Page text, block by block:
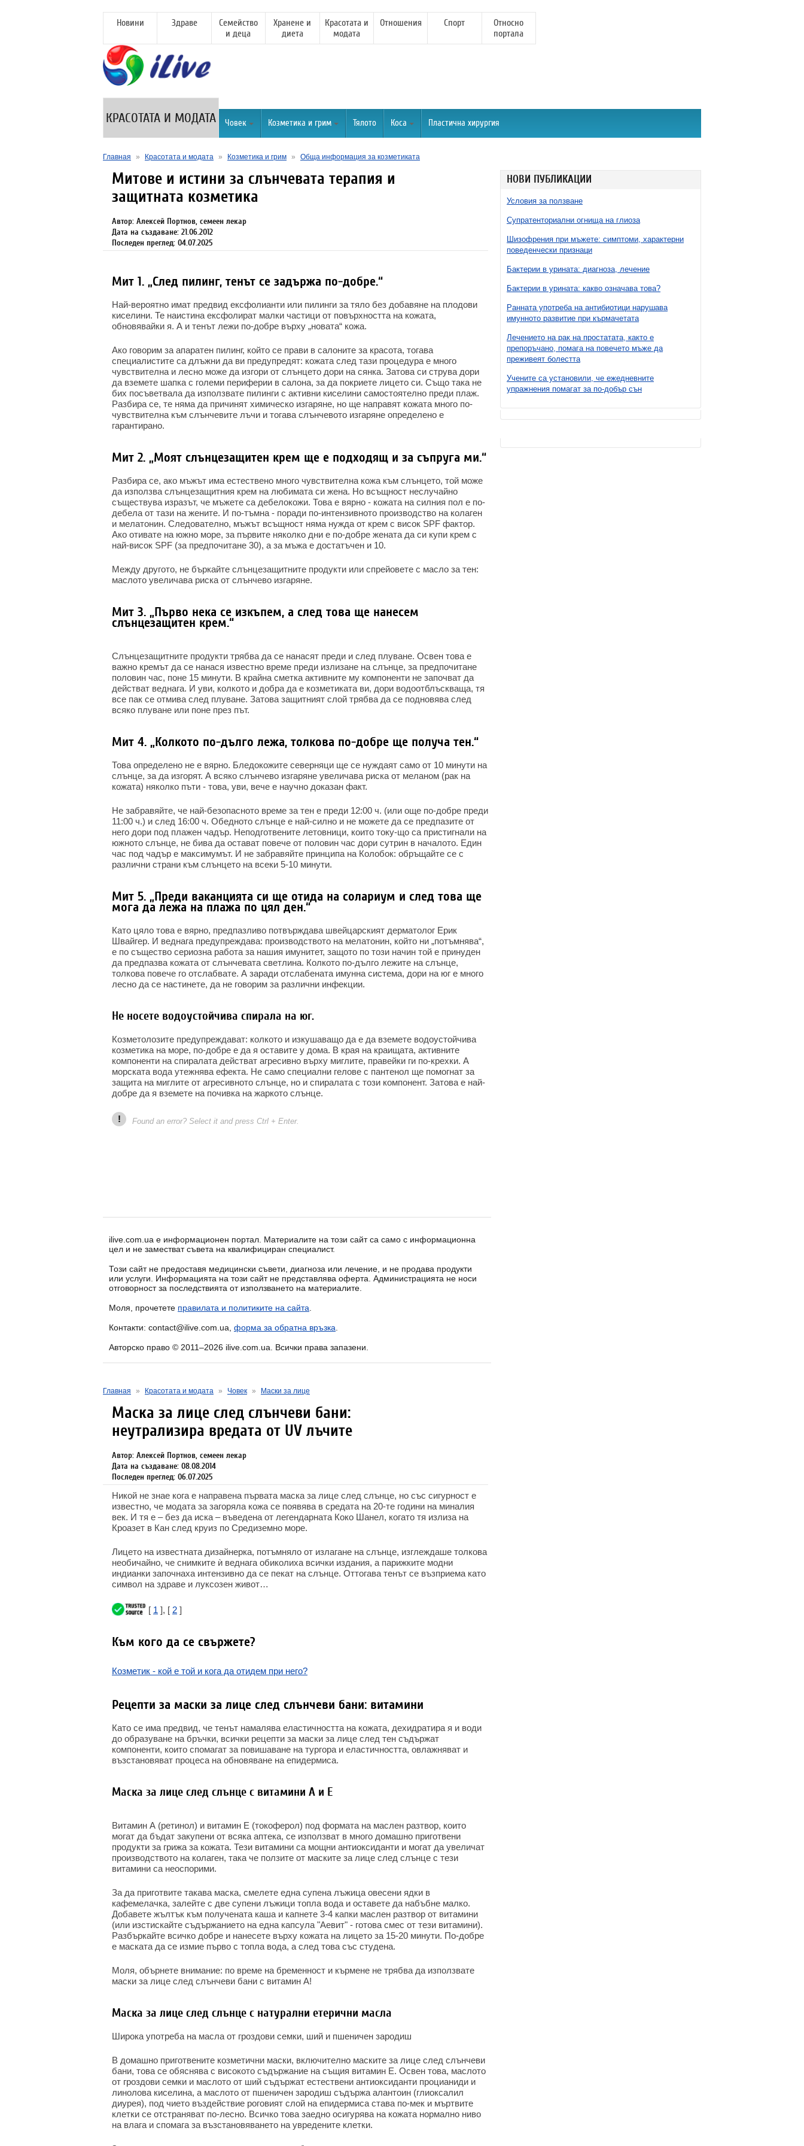
Новини Здраве
Семейство
и деца
Хранене и
диета
Красотата и
модата
Отношения Спорт
Относно
портала
КРАСОТАТА И МОДАТА Човек Козметика и грим Тялото Коса Пластична хирургия
Главная » Красотата и модата » Козметика и грим » Обща информация за козметиката
НОВИ ПУБЛИКАЦИИ
Условия за ползване
Супратенториални огнища на глиоза
Шизофрения при мъжете: симптоми, характерни
поведенчески признаци
Бактерии в урината: диагноза, лечение
Бактерии в урината: какво означава това?
Ранната употреба на антибиотици нарушава
имунното развитие при кърмачетата
Лечението на рак на простатата, както е
препоръчано, помага на повечето мъже да
преживеят болестта
Учените са установили, че ежедневните
упражнения помагат за по-добър сън
Митове и истини за слънчевата терапия и
защитната козметика
Автор: Алексей Портнов, семеен лекар
Дата на създаване: 21.06.2012
Последен преглед: 04.07.2025
Мит 1. „След пилинг, тенът се задържа по-добре.“
Най-вероятно имат предвид ексфолианти или пилинги за тяло без добавяне на плодови
киселини. Те наистина ексфолират малки частици от повърхността на кожата,
обновявайки я. А и тенът лежи по-добре върху „новата“ кожа.
Ако говорим за апаратен пилинг, който се прави в салоните за красота, тогава
специалистите са длъжни да ви предупредят: кожата след тази процедура е много
чувствителна и лесно може да изгори от слънцето дори на сянка. Затова си струва дори
да вземете шапка с големи периферии в салона, за да покриете лицето си. Също така не
бих посъветвала да използвате пилинги с активни киселини самостоятелно преди плаж.
Разбира се, те няма да причинят химическо изгаряне, но ще направят кожата много по-
чувствителна към слънчевите лъчи и тогава слънчевото изгаряне определено е
гарантирано.
Мит 2. „Моят слънцезащитен крем ще е подходящ и за съпруга ми.“
Разбира се, ако мъжът има естествено много чувствителна кожа към слънцето, той може
да използва слънцезащитния крем на любимата си жена. Но всъщност неслучайно
съществува изразът, че мъжете са дебелокожи. Това е вярно - кожата на силния пол е по-
дебела от тази на жените. И по-тъмна - поради по-интензивното производство на колаген
и мелатонин. Следователно, мъжът всъщност няма нужда от крем с висок SPF фактор.
Ако отивате на южно море, за първите няколко дни е по-добре жената да си купи крем с
най-висок SPF (за предпочитане 30), а за мъжа е достатъчен и 10.
Между другото, не бъркайте слънцезащитните продукти или спрейовете с масло за тен:
маслото увеличава риска от слънчево изгаряне.
Мит 3. „Първо нека се изкъпем, а след това ще нанесем
слънцезащитен крем.“
Слънцезащитните продукти трябва да се нанасят преди и след плуване. Освен това е
важно кремът да се нанася известно време преди излизане на слънце, за предпочитане
половин час, поне 15 минути. В крайна сметка активните му компоненти не започват да
действат веднага. И уви, колкото и добра да е козметиката ви, дори водоотблъскваща, тя
все пак се отмива след плуване. Затова защитният слой трябва да се подновява след
всяко плуване или поне през път.
Мит 4. „Колкото по-дълго лежа, толкова по-добре ще получа тен.“
Това определено не е вярно. Бледокожите северняци ще се нуждаят само от 10 минути на
слънце, за да изгорят. А всяко слънчево изгаряне увеличава риска от меланом (рак на
кожата) няколко пъти - това, уви, вече е научно доказан факт.
Не забравяйте, че най-безопасното време за тен е преди 12:00 ч. (или още по-добре преди
11:00 ч.) и след 16:00 ч. Обедното слънце е най-силно и не можете да се предпазите от
него дори под плажен чадър. Неподготвените летовници, които току-що са пристигнали на
южното слънце, не бива да остават повече от половин час дори сутрин в началото. Един
час под чадър е максимумът. И не забравяйте принципа на Колобок: обръщайте се с
различни страни към слънцето на всеки 5-10 минути.
Мит 5. „Преди ваканцията си ще отида на солариум и след това ще
мога да лежа на плажа по цял ден.“
Като цяло това е вярно, предпазливо потвърждава швейцарският дерматолог Ерик
Швайгер. И веднага предупреждава: производството на мелатонин, който ни „потъмнява“,
е по същество сериозна работа за нашия имунитет, защото по този начин той е принуден
да предпазва кожата от слънчевата светлина. Колкото по-дълго лежите на слънце,
толкова повече го отслабвате. А заради отслабената имунна система, дори на юг е много
лесно да се настинете, да не говорим за различни инфекции.
Не носете водоустойчива спирала на юг.
Козметолозите предупреждават: колкото и изкушаващо да е да вземете водоустойчива
козметика на море, по-добре е да я оставите у дома. В края на краищата, активните
компоненти на спиралата действат агресивно върху миглите, правейки ги по-крехки. А
морската вода утежнява ефекта. Не само специални гелове с пантенол ще помогнат за
защита на миглите от агресивното слънце, но и спиралата с този компонент. Затова е най-
добре да я вземете на почивка на жаркото слънце.
! Found an error? Select it and press Ctrl + Enter.
ilive.com.ua е информационен портал. Материалите на този сайт са само с информационна
цел и не заместват съвета на квалифициран специалист.
Този сайт не предоставя медицински съвети, диагноза или лечение, и не продава продукти
или услуги. Информацията на този сайт не представлява оферта. Администрацията не носи
отговорност за последствията от използването на материалите.
Моля, прочетете правилата и политиките на сайта
Контакти: contact@ilive.com.ua, форма за обратна връзка
Авторско право © 2011–2026 ilive.com.ua. Всички права запазени.
Главная » Красотата и модата » Човек » Маски за лице
Маска за лице след слънчеви бани:
неутрализира вредата от UV лъчите
Автор: Алексей Портнов, семеен лекар
Дата на създаване: 08.08.2014
Последен преглед: 06.07.2025
Никой не знае кога е направена първата маска за лице след слънце, но със сигурност е
известно, че модата за загоряла кожа се появява в средата на 20-те години на миналия
век. И тя е – без да иска – въведена от легендарната Коко Шанел, когато тя излиза на
Кроазет в Кан след круиз по Средиземно море.
Лицето на известната дизайнерка, потъмняло от излагане на слънце, изглеждаше толкова
необичайно, че снимките ѝ веднага обиколиха всички издания, а парижките модни
индианки започнаха интензивно да се пекат на слънце. Оттогава тенът се възприема като
символ на здраве и луксозен живот…
[ 1 ], [ 2 ]
Към кого да се свържете?
Козметик - кой е той и кога да отидем при него?
Рецепти за маски за лице след слънчеви бани: витамини
Като се има предвид, че тенът намалява еластичността на кожата, дехидратира я и води
до образуване на бръчки, всички рецепти за маски за лице след тен съдържат
компоненти, които спомагат за повишаване на тургора и еластичността, овлажняват и
възстановяват процеса на обновяване на епидермиса.
Маска за лице след слънце с витамини А и Е
Витамин А (ретинол) и витамин Е (токоферол) под формата на маслен разтвор, които
могат да бъдат закупени от всяка аптека, се използват в много домашно приготвени
продукти за грижа за кожата. Тези витамини са мощни антиоксиданти и могат да увеличат
производството на колаген, така че ползите от маските за лице след слънце с тези
витамини са неоспорими.
За да приготвите такава маска, смелете една супена лъжица овесени ядки в
кафемелачка, залейте с две супени лъжици топла вода и оставете да набъбне малко.
Добавете жълтък към получената каша и капнете 3-4 капки маслен разтвор от витамини
(или изстискайте съдържанието на една капсула "Аевит" - готова смес от тези витамини).
Разбъркайте всичко добре и нанесете върху кожата на лицето за 15-20 минути. По-добре
е маската да се измие първо с топла вода, а след това със студена.
Моля, обърнете внимание: по време на бременност и кърмене не трябва да използвате
маски за лице след слънчеви бани с витамин А!
Маска за лице след слънце с натурални етерични масла
Широка употреба на масла от гроздови семки, ший и пшеничен зародиш
В домашно приготвените козметични маски, включително маските за лице след слънчеви
бани, това се обяснява с високото съдържание на същия витамин Е. Освен това, маслото
от гроздови семки и маслото от ший съдържат естествени антиоксиданти процианиди и
линолова киселина, а маслото от пшеничен зародиш съдържа алантоин (глиоксалил
диурея), под чието въздействие роговият слой на епидермиса става по-мек и мъртвите
клетки се отстраняват по-лесно. Всичко това заедно осигурява на кожата нормално ниво
на влага и спомага за възстановяването на увредените клетки.